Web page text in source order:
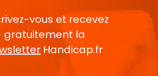
vous et recevez
gratuitement la
Handicap.fr